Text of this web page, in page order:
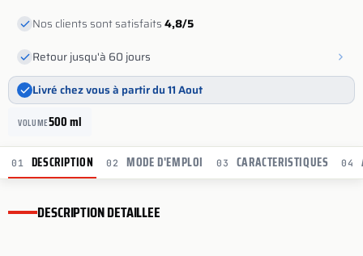
Nos clients sont satisfaits4,8/5
Retour jusqu'à 60 jours
Livré chez vous à partir du 11 Aout
VOLUME500 ml
01 DESCRIPTION 02 MODE D'EMPLOI 03 CARACTERISTIQUES 04
DESCRIPTION DETAILLEE